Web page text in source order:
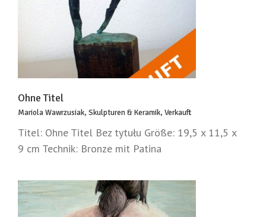
Ohne Titel
Mariola Wawrzusiak, Skulpturen & Keramik, Verkauft
Titel: Ohne Titel Bez tytułu Größe: 19,5 x 11,5 x
9 cm Technik: Bronze mit Patina